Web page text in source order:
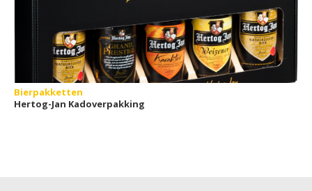
Bierpakketten
Hertog-Jan Kadoverpakking